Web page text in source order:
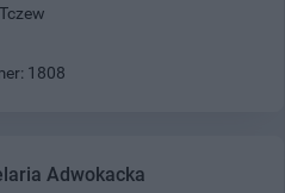
1808
Adwokacka